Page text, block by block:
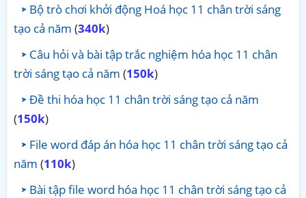
Bộ trò chơi khởi động Hoá học 11 chân trời sáng
tạo cả năm (340k)
Câu hỏi và bài tập trắc nghiệm hóa học 11 chân
trời sáng tạo cả năm (150k)
Đề thi hóa học 11 chân trời sáng tạo cả năm
(150k)
File word đáp án hóa học 11 chân trời sáng tạo cả
năm (110k)
Bài tập file word hóa học 11 chân trời sáng tạo cả